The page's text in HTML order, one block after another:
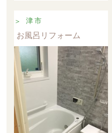
津市
お風呂リフォーム